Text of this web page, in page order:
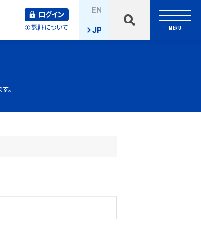
ログイン
認証について
EN
JP MENU
。